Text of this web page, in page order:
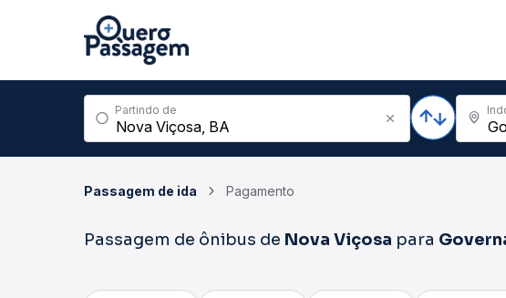
Partindo de
Passagem de ida Pagamento
Passagem de ônibus de Nova Viçosa para